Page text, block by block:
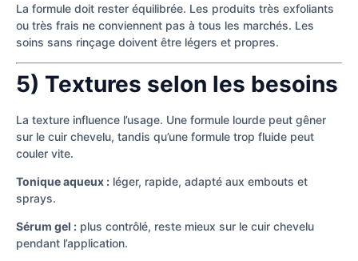
La formule doit rester équilibrée. Les produits très exfoliants
ou très frais ne conviennent pas à tous les marchés. Les
soins sans rinçage doivent être légers et propres.
5) Textures selon les besoins
La texture influence l’usage. Une formule lourde peut gêner
sur le cuir chevelu, tandis qu’une formule trop fluide peut
couler vite.
Tonique aqueux : léger, rapide, adapté aux embouts et
sprays.
Sérum gel : plus contrôlé, reste mieux sur le cuir chevelu
pendant l’application.